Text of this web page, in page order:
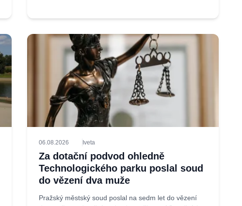
06.08.2026 Iveta
Za dotační podvod ohledně
Technologického parku poslal soud
do vězení dva muže
Pražský městský soud poslal na sedm let do vězení